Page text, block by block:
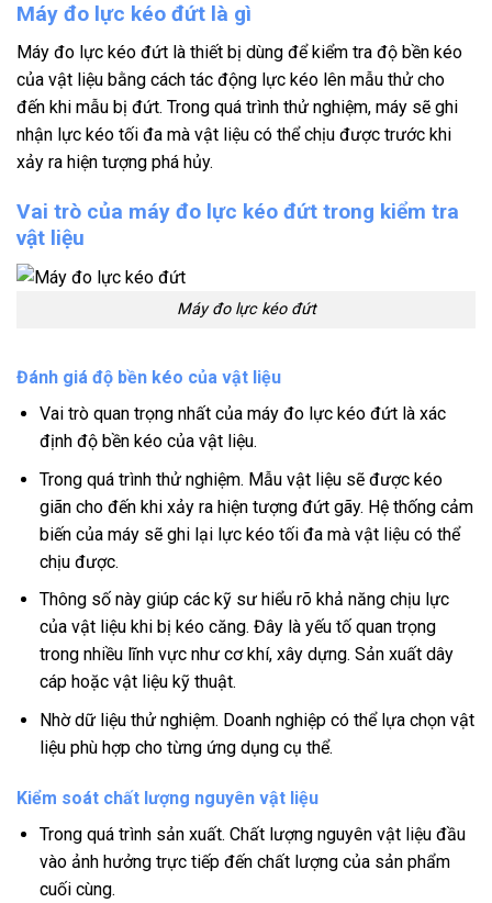
Máy đo lực kéo đứt là gì
Máy đo lực kéo đứt là thiết bị dùng để kiểm tra độ bền kéo
của vật liệu bằng cách tác động lực kéo lên mẫu thử cho
đến khi mẫu bị đứt. Trong quá trình thử nghiệm, máy sẽ ghi
nhận lực kéo tối đa mà vật liệu có thể chịu được trước khi
xảy ra hiện tượng phá hủy.
Vai trò của máy đo lực kéo đứt trong kiểm tra
vật liệu
Máy đo lực kéo đứt
Đánh giá độ bền kéo của vật liệu
Vai trò quan trọng nhất của máy đo lực kéo đứt là xác
định độ bền kéo của vật liệu.
Trong quá trình thử nghiệm. Mẫu vật liệu sẽ được kéo
giãn cho đến khi xảy ra hiện tượng đứt gãy. Hệ thống cảm
biến của máy sẽ ghi lại lực kéo tối đa mà vật liệu có thể
chịu được.
Thông số này giúp các kỹ sư hiểu rõ khả năng chịu lực
của vật liệu khi bị kéo căng. Đây là yếu tố quan trọng
trong nhiều lĩnh vực như cơ khí, xây dựng. Sản xuất dây
cáp hoặc vật liệu kỹ thuật.
Nhờ dữ liệu thử nghiệm. Doanh nghiệp có thể lựa chọn vật
liệu phù hợp cho từng ứng dụng cụ thể.
Kiểm soát chất lượng nguyên vật liệu
Trong quá trình sản xuất. Chất lượng nguyên vật liệu đầu
vào ảnh hưởng trực tiếp đến chất lượng của sản phẩm
cuối cùng.